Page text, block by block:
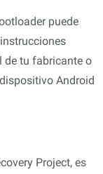
puede
de tu fabricante o
Android
Project, es